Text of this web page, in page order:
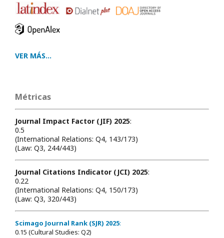
VER MÁS...
Métricas
Journal Impact Factor (JIF) 2025:
0.5
(International Relations: Q4, 143/173)
(Law: Q3, 244/443)
Journal Citations Indicator (JCI) 2025:
0.22
(International Relations: Q4, 150/173)
(Law: Q3, 320/443)
Scimago Journal Rank (SJR) 2025:
0.15 (Cultural Studies: Q2)